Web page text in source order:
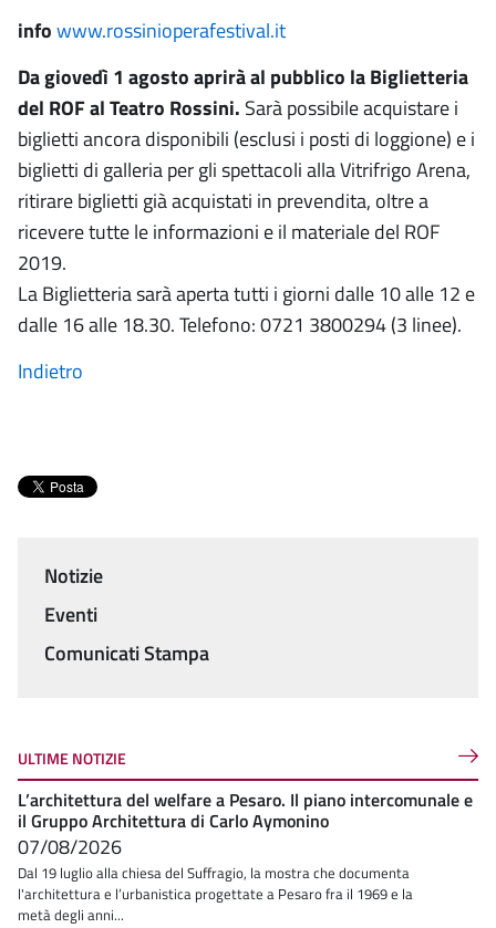
infowww.rossinioperafestival.it
Da giovedì 1 agosto aprirà al pubblico la Biglietteria
del ROF al Teatro Rossini. Sarà possibile acquistare i
biglietti ancora disponibili (esclusi i posti di loggione) e i
biglietti di galleria per gli spettacoli alla Vitrifrigo Arena,
ritirare biglietti già acquistati in prevendita, oltre a
ricevere tutte le informazioni e il materiale del ROF
2019.
La Biglietteria sarà aperta tutti i giorni dalle 10 alle 12 e
dalle 16 alle 18.30. Telefono: 0721 3800294 (3 linee).
Indietro
Menu
Notizie
Eventi
Comunicati Stampa
ULTIME NOTIZIE
L’architettura del welfare a Pesaro. Il piano intercomunale e
il Gruppo Architettura di Carlo Aymonino
07/08/2026
Dal 19 luglio alla chiesa del Suffragio, la mostra che documenta
l'architettura e l’urbanistica progettate a Pesaro fra il 1969 e la
metà degli anni...